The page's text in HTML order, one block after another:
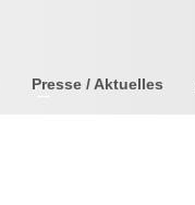
Presse / Aktuelles